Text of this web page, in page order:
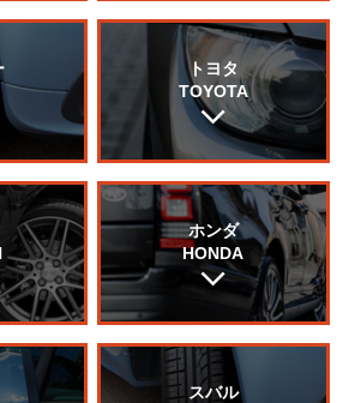
トヨタ
TOYOTA
ホンダ
HONDA
スバル